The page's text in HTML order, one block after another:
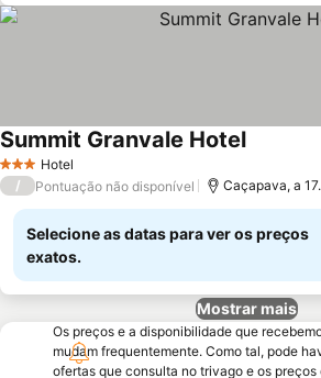
3 EstrelasHotel
Summit Granvale HotelVer
/ Pontuação não disponível Caçapava, a
Selecione as datas para ver os preços
exatos.
Mostrar mais
Os preços e a disponibilidade que
mudam frequentemente. Como tal, pode
ofertas que consulta no trivago e os